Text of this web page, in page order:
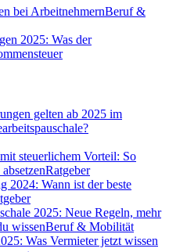
bei ArbeitnehmernBeruf &
2025: Was der
gelten ab 2025 im
steuerlichem Vorteil: So
Ratgeber
2024: Wann ist der beste
2025: Neue Regeln, mehr
wissenBeruf & Mobilität
Was Vermieter jetzt wissen